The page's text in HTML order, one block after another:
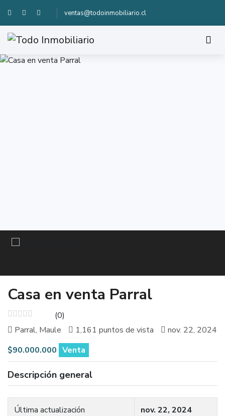
ventas@todoinmobiliario.cl
Casa en venta Parral
(0)
Parral, Maule
1,161 puntos de vista
nov. 22, 2024
$90.000.000 Venta
Descripción general
Última actualización nov. 22, 2024